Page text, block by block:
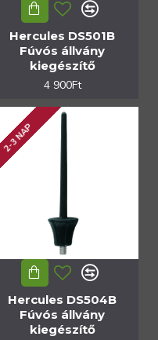
Hercules DS501B
Fúvós állvány
kiegészítő
4 900Ft
2-3 NAP
Hercules DS504B
Fúvós állvány
kiegészítő